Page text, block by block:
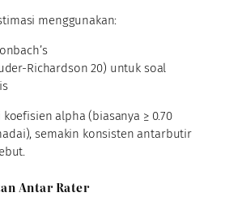
menggunakan:
Richardson 20) untuk soal
alpha (biasanya ≥ 0.70
semakin konsisten antarbutir
Antar Rater